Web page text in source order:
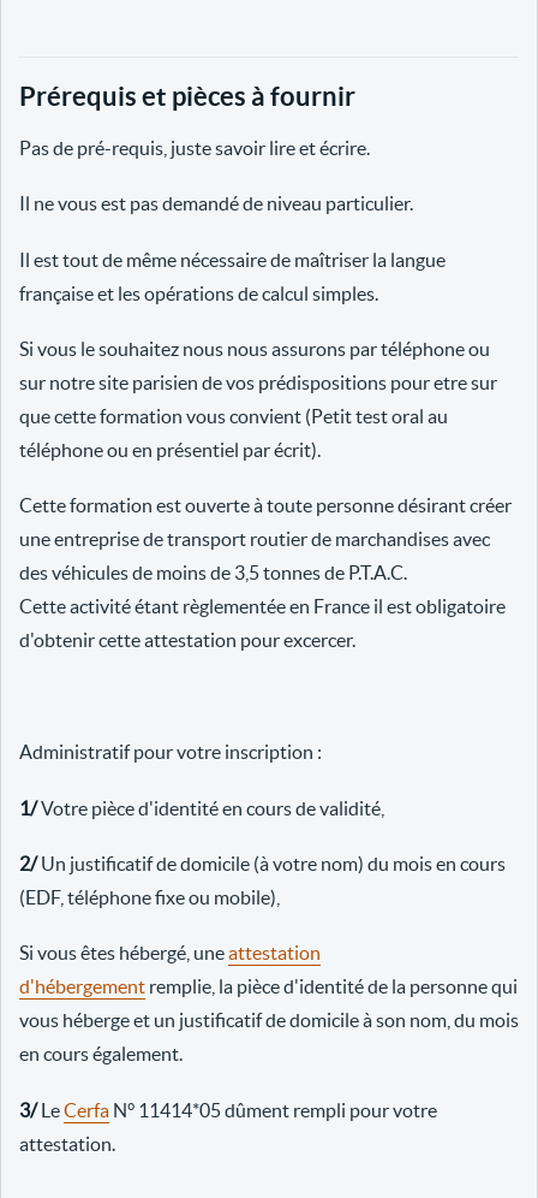
Prérequis et pièces à fournir
Pas de pré-requis, juste savoir lire et écrire.
Il ne vous est pas demandé de niveau particulier.
Il est tout de même nécessaire de maîtriser la langue
française et les opérations de calcul simples.
Si vous le souhaitez nous nous assurons par téléphone ou
sur notre site parisien de vos prédispositions pour etre sur
que cette formation vous convient (Petit test oral au
téléphone ou en présentiel par écrit).
Cette formation est ouverte à toute personne désirant créer
une entreprise de transport routier de marchandises avec
des véhicules de moins de 3,5 tonnes de P.T.A.C.
Cette activité étant règlementée en France il est obligatoire
d'obtenir cette attestation pour excercer.
Administratif pour votre inscription :
1/Votre pièce d'identité en cours de validité,
2/Un justificatif de domicile (à votre nom) du mois en cours
(EDF, téléphone fixe ou mobile),
Si vous êtes hébergé, uneattestation
d'hébergement remplie, la pièce d'identité de la personne qui
vous héberge et un justificatif de domicile à son nom, du mois
en cours également.
3/LeCerfa N° 11414*05 dûment rempli pour votre
attestation.